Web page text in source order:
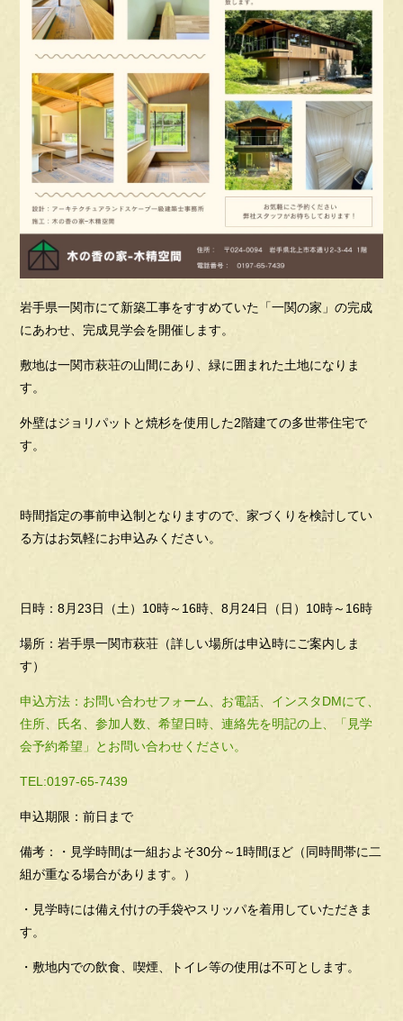
岩手県一関市にて新築工事をすすめていた「一関の家」の完成
にあわせ、完成見学会を開催します。
敷地は一関市萩荘の山間にあり、緑に囲まれた土地になりま
す。
外壁はジョリパットと焼杉を使用した2階建ての多世帯住宅で
す。
時間指定の事前申込制となりますので、家づくりを検討してい
る方はお気軽にお申込みください。
日時：8月23日（土）10時～16時、8月24日（日）10時～16時
場所：岩手県一関市萩荘（詳しい場所は申込時にご案内しま
す）
申込方法：お問い合わせフォーム、お電話、インスタDMにて、
住所、氏名、参加人数、希望日時、連絡先を明記の上、「見学
会予約希望」とお問い合わせください。
TEL:0197-65-7439
申込期限：前日まで
備考：・見学時間は一組およそ30分～1時間ほど（同時間帯に二
組が重なる場合があります。）
・見学時には備え付けの手袋やスリッパを着用していただきま
す。
・敷地内での飲食、喫煙、トイレ等の使用は不可とします。